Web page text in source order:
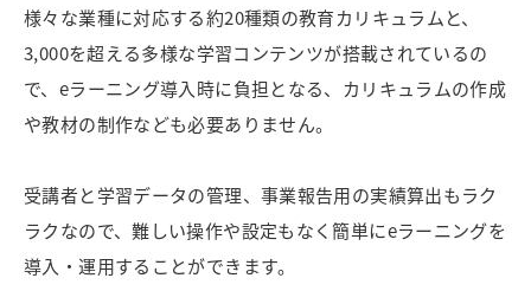
様々な業種に対応する約20種類の教育カリキュラムと、
3,000を超える多様な学習コンテンツが搭載されているの
で、eラーニング導入時に負担となる、カリキュラムの作成
や教材の制作なども必要ありません。
受講者と学習データの管理、事業報告用の実績算出もラク
ラクなので、難しい操作や設定もなく簡単にeラーニングを
導入・運用することができます。